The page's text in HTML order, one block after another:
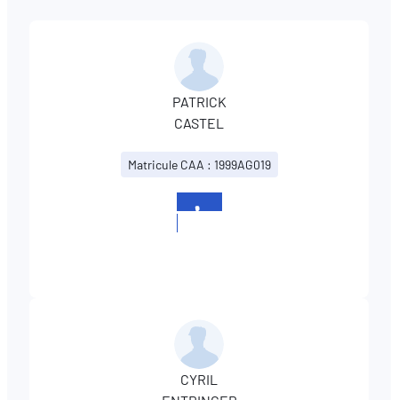
PATRICK
CASTEL
Matricule CAA : 1999AG019
CYRIL